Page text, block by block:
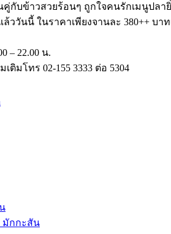
คู่กับข้าวสวยร้อนๆ ถูกใจคนรักเมนูปล
ววันนี้ ในราคาเพียงจานละ 380++
– 22.00 น.
มโทร 02-155 3333 ต่อ 5304
มักกะสัน